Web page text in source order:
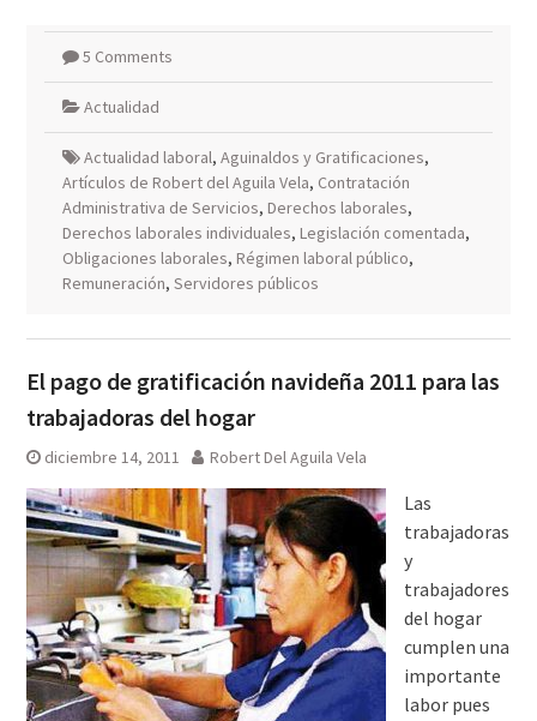
5 Comments
Actualidad
Actualidad laboral, Aguinaldos y Gratificaciones,
Artículos de Robert del Aguila Vela, Contratación
Administrativa de Servicios, Derechos laborales,
Derechos laborales individuales, Legislación comentada,
Obligaciones laborales, Régimen laboral público,
Remuneración, Servidores públicos
El pago de gratificación navideña 2011 para las
trabajadoras del hogar
diciembre 14, 2011 Robert Del Aguila Vela
Las
trabajadoras
y
trabajadores
del hogar
cumplen una
importante
labor pues